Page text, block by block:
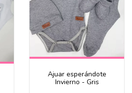
Ajuar esperándote
Invierno - Gris